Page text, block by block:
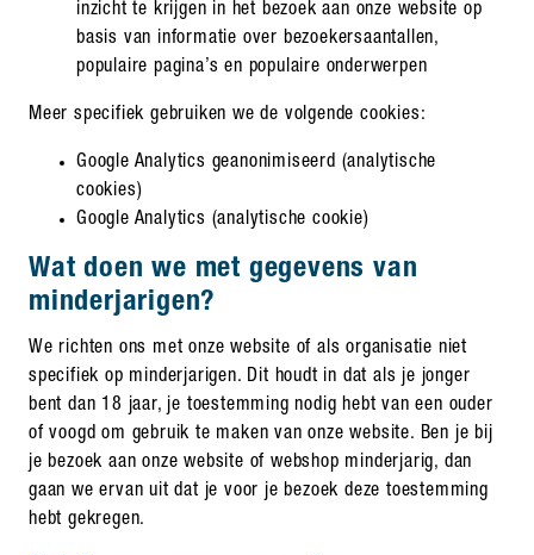
inzicht te krijgen in het bezoek aan onze website op
basis van informatie over bezoekersaantallen,
populaire pagina’s en populaire onderwerpen
Meer specifiek gebruiken we de volgende cookies:
Google Analytics geanonimiseerd (analytische
cookies)
Google Analytics (analytische cookie)
Wat doen we met gegevens van
minderjarigen?
We richten ons met onze website of als organisatie niet
specifiek op minderjarigen. Dit houdt in dat als je jonger
bent dan 18 jaar, je toestemming nodig hebt van een ouder
of voogd om gebruik te maken van onze website. Ben je bij
je bezoek aan onze website of webshop minderjarig, dan
gaan we ervan uit dat je voor je bezoek deze toestemming
hebt gekregen.